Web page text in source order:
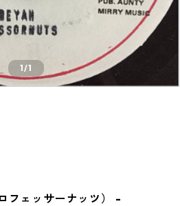
1/1
ェッサーナッツ） -